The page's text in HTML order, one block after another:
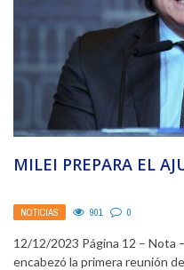
MILEI PREPARA EL
NOTICIAS 901 0
12/12/2023 Página 12 – Nota
encabezó la primera reunión